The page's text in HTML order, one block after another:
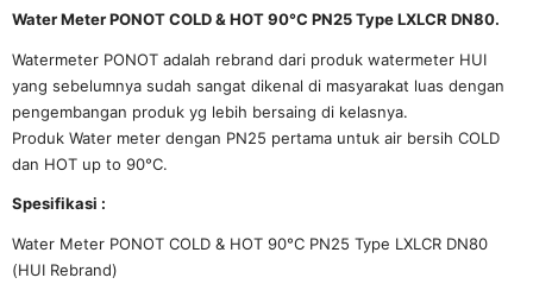
Water Meter PONOT COLD & HOT 90°C PN25 Type LXLCR DN80.
Watermeter PONOT adalah rebrand dari produk watermeter HUI
yang sebelumnya sudah sangat dikenal di masyarakat luas dengan
pengembangan produk yg lebih bersaing di kelasnya.
Produk Water meter dengan PN25 pertama untuk air bersih COLD
dan HOT up to 90°C.
Spesifikasi :
Water Meter PONOT COLD & HOT 90°C PN25 Type LXLCR DN80
(HUI Rebrand)